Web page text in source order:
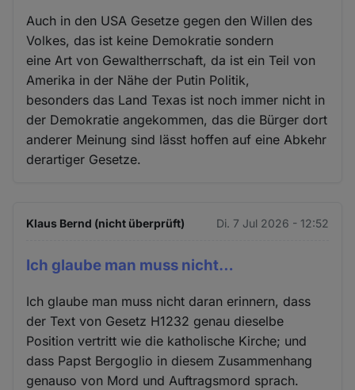
Auch in den USA Gesetze gegen den Willen des
Volkes, das ist keine Demokratie sondern
eine Art von Gewaltherrschaft, da ist ein Teil von
Amerika in der Nähe der Putin Politik,
besonders das Land Texas ist noch immer nicht in
der Demokratie angekommen, das die Bürger dort
anderer Meinung sind lässt hoffen auf eine Abkehr
derartiger Gesetze.
Klaus Bernd (nicht überprüft) Di. 7 Jul 2026 - 12:52
Ich glaube man muss nicht…
Ich glaube man muss nicht daran erinnern, dass
der Text von Gesetz H1232 genau dieselbe
Position vertritt wie die katholische Kirche; und
dass Papst Bergoglio in diesem Zusammenhang
genauso von Mord und Auftragsmord sprach.